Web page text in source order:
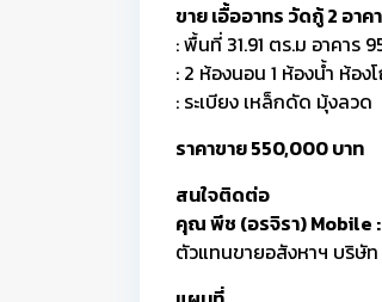
ขาย เอื้ออาทร วัดกู้ 2 อาค
: พื้นที่ 31.91 ตร.ม อาคาร
: 2 ห้องนอน 1 ห้องน้ำ ห้อง
: ระเบียง เหล็กดัด มุ้งลวด
ราคาขาย 550,000 บาท
สนใจติดต่อ
คุณ พีช (อรจิรา) Mobile
ตัวแทนขายอสังหาฯ บริษั